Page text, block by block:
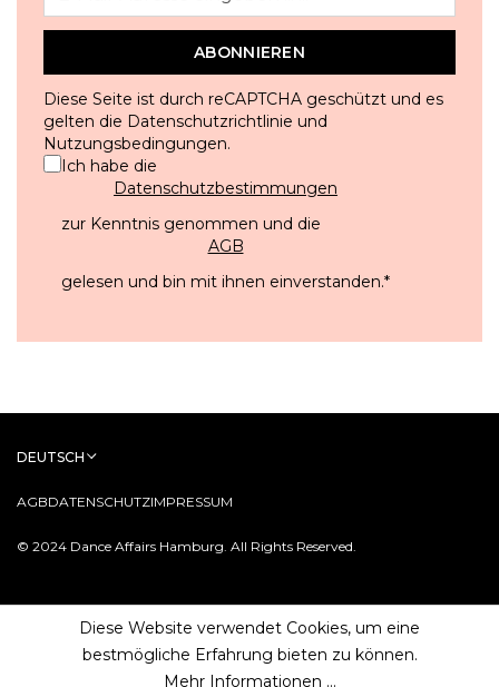
ABONNIEREN
Diese Seite ist durch reCAPTCHA geschützt und es
gelten die Datenschutzrichtlinie und
Nutzungsbedingungen.
Ich habe die
Datenschutzbestimmungen
zur Kenntnis genommen und die
AGB
gelesen und bin mit ihnen einverstanden.*
© 2024 Dance Affairs Hamburg. All Rights Reserved.
AGBDATENSCHUTZIMPRESSUM
DEUTSCH
Diese Website verwendet Cookies, um eine
bestmögliche Erfahrung bieten zu können.
Mehr Informationen ...